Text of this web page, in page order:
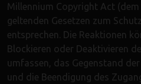
Millennium Copyright Act
geltenden Gesetzen zum
entsprechen. Die Reaktionen
Blockieren oder Deaktivieren
umfassen, das Gegenstand
und die Beendigung des